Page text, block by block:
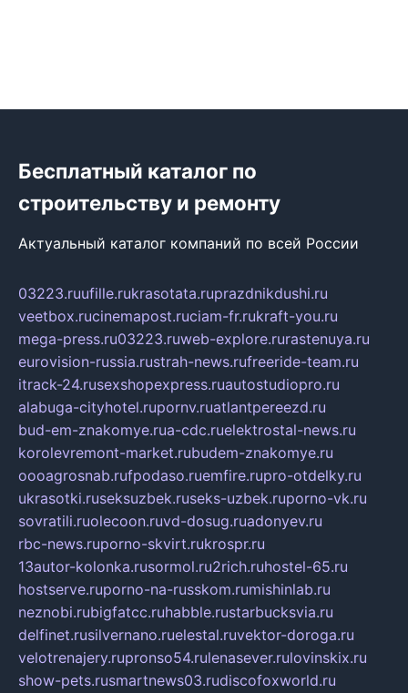
Бесплатный каталог по
строительству и ремонту
Актуальный каталог компаний по всей России
03223.ruufille.rukrasotata.ruprazdnikdushi.ru
veetbox.rucinemapost.ruciam-fr.rukraft-you.ru
mega-press.ru03223.ruweb-explore.rurastenuya.ru
eurovision-russia.rustrah-news.rufreeride-team.ru
itrack-24.rusexshopexpress.ruautostudiopro.ru
alabuga-cityhotel.rupornv.ruatlantpereezd.ru
bud-em-znakomye.rua-cdc.ruelektrostal-news.ru
korolevremont-market.rubudem-znakomye.ru
oooagrosnab.rufpodaso.ruemfire.rupro-otdelky.ru
ukrasotki.ruseksuzbek.ruseks-uzbek.ruporno-vk.ru
sovratili.ruolecoon.ruvd-dosug.ruadonyev.ru
rbc-news.ruporno-skvirt.rukrospr.ru
13autor-kolonka.rusormol.ru2rich.ruhostel-65.ru
hostserve.ruporno-na-russkom.rumishinlab.ru
neznobi.rubigfatcc.ruhabble.rustarbucksvia.ru
delfinet.rusilvernano.ruelestal.ruvektor-doroga.ru
velotrenajery.rupronso54.rulenasever.rulovinskix.ru
show-pets.rusmartnews03.rudiscofoxworld.ru